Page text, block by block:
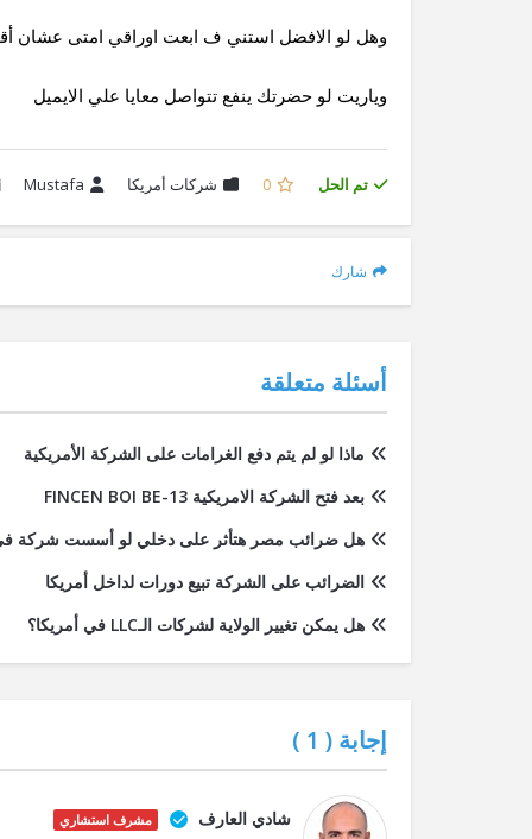
وهل لو الافضل استني ف ابعت اوراقي امتى عشان
وياريت لو حضرتك ينفع تتواصل معايا علي الايميل
تم الحل 0 شركات أمريكا Mustafa
شارك
أسئلة متعلقة
ماذا لو لم يتم دفع الغرامات على الشركة الأمريكية
بعد فتح الشركة الامريكية FINCEN BOI BE-13
هل ضرائب مصر هتأثر على دخلي لو أسست شركة في
الضرائب على الشركة تبيع دورات لداخل أمريكا
هل يمكن تغيير الولاية لشركات الـLLC في أمريكا؟
إجابة ( 1
)
شادي العارف مشرف استشاري